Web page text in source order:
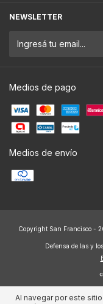
Al navegar por este sitio
NEWSLETTER
Medios de pago
Medios de envío
Copyright San Francisco -
Defensa de las y